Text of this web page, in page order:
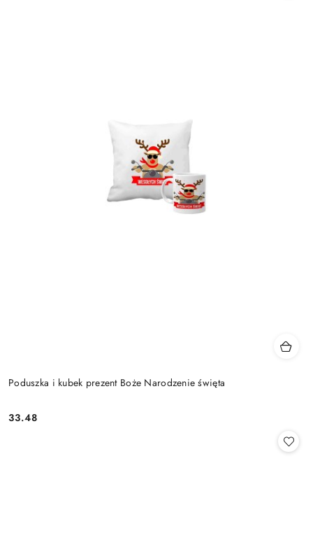
Poduszka i kubek prezent Boże Narodzenie święta
Cena:
33.48